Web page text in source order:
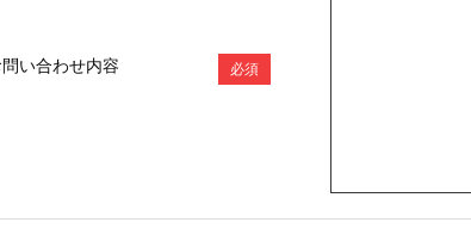
い合わせ内容 必須